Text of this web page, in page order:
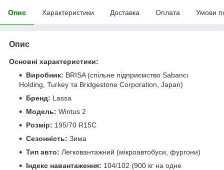
Опис Характеристики Доставка Оплата Умови
Опис
Основні характеристики:
Виробник: BRISA (спільне підприємство Sabancı
Holding, Turkey та Bridgestone Corporation, Japan)
Бренд: Lassa
Модель: Wintus 2
Розмір: 195/70 R15C
Сезонність: Зима
Тип авто: Легковантажний (мікроавтобуси, фургони)
Індекс навантаження: 104/102 (900 кг на одне